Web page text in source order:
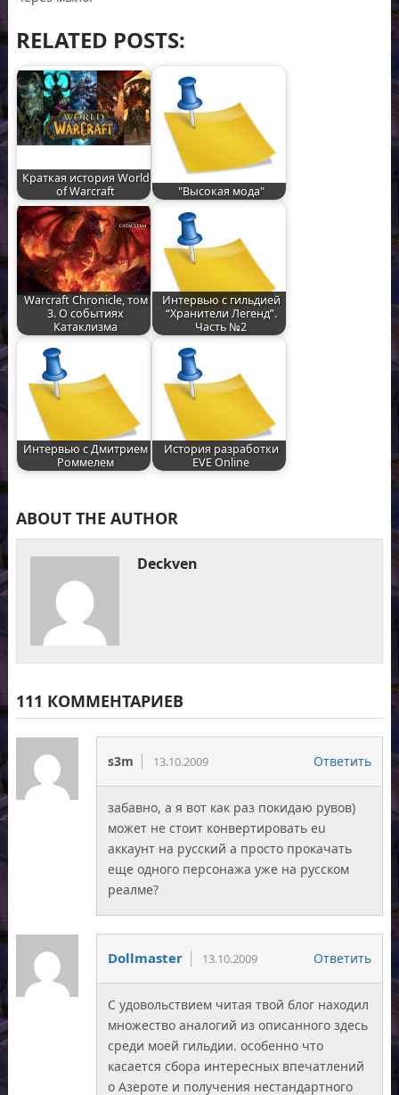
RELATED POSTS:
Краткая история World
of Warcraft
"Высокая мода"
Warcraft Chronicle, том
3. О событиях
Катаклизма
Интервью с гильдией
“Хранители Легенд”.
Часть №2
Интервью с Дмитрием
Роммелем
История разработки
EVE Online
ABOUT THE AUTHOR
Deckven
111 КОММЕНТАРИЕВ
s3m 13.10.2009 Ответить
забавно, а я вот как раз покидаю рувов)
может не стоит конвертировать eu
аккаунт на русский а просто прокачать
еще одного персонажа уже на русском
реалме?
Dollmaster 13.10.2009 Ответить
C удовольствием читая твой блог находил
множество аналогий из описанного здесь
среди моей гильдии. особенно что
касается сбора интересных впечатлений
о Азероте и получения нестандартного